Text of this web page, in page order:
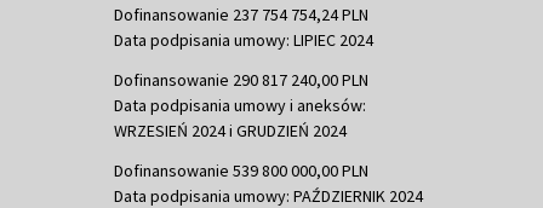
Dofinansowanie 237 754 754,24 PLN
Data podpisania umowy: LIPIEC 2024
Dofinansowanie 290 817 240,00 PLN
Data podpisania umowy i aneksów:
WRZESIEŃ 2024 i GRUDZIEŃ 2024
Dofinansowanie 539 800 000,00 PLN
Data podpisania umowy: PAŹDZIERNIK 2024